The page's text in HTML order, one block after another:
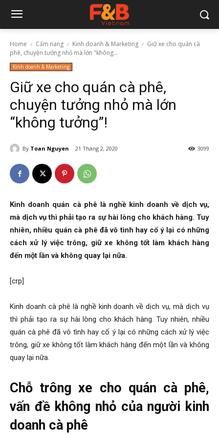
Home Cẩm nang Kinh doanh & Marketing
Giữ xe cho quán cà
phê, chuyện tưởng nhỏ mà lớn "không...
Kinh doanh & Marketing
Giữ xe cho quán cà phê,
chuyện tưởng nhỏ mà lớn
“không tưởng”!
By Toan Nguyen 21 Tháng 2, 2020 3099
Kinh doanh quán cà phê là nghề kinh doanh về dịch vụ,
mà dịch vụ thì phải tạo ra sự hài lòng cho khách hàng. Tuy
nhiên, nhiều quán cà phê đã vô tình hay cố ý lại có những
cách xử lý việc trông, giữ xe không tốt làm khách hàng
đến một lần và không quay lại nữa.
[crp]
Kinh doanh cà phê là nghề kinh doanh về dịch vụ, mà dịch vụ
thì phải tạo ra sự hài lòng cho khách hàng. Tuy nhiên, nhiều
quán cà phê đã vô tình hay cố ý lại có những cách xử lý việc
trông, giữ xe không tốt làm khách hàng đến một lần và không
quay lại nữa.
Chỗ trông xe cho quán cà phê,
vấn đề không nhỏ của người kinh
doanh cà phê